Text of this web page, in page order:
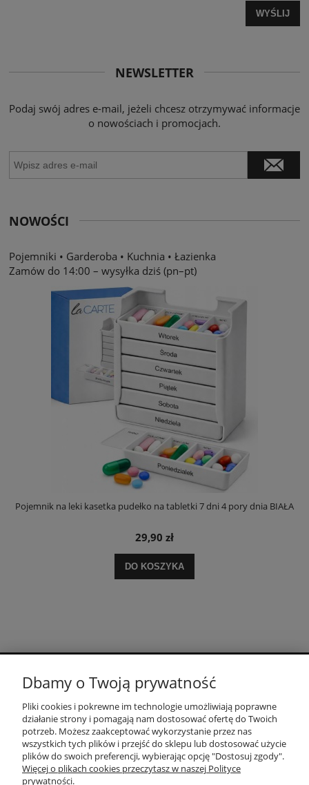
WYŚLIJ
NEWSLETTER
Podaj swój adres e-mail, jeżeli chcesz otrzymywać informacje
o nowościach i promocjach.
NOWOŚCI
Pojemniki • Garderoba • Kuchnia • Łazienka
Zamów do 14:00 – wysyłka dziś (pn–pt)
Pojemnik na leki kasetka pudełko na tabletki 7 dni 4 pory dnia BIAŁA
29,90 zł
DO KOSZYKA
POMOC
MOJE KONTO
PŁATNOŚCI I DOSTAWA
Dbamy o Twoją prywatność
Pliki cookies i pokrewne im technologie umożliwiają poprawne
działanie strony i pomagają nam dostosować ofertę do Twoich
potrzeb. Możesz zaakceptować wykorzystanie przez nas
wszystkich tych plików i przejść do sklepu lub dostosować użycie
plików do swoich preferencji, wybierając opcję "Dostosuj zgody".
Więcej o plikach cookies przeczytasz w naszej Polityce
prywatności.